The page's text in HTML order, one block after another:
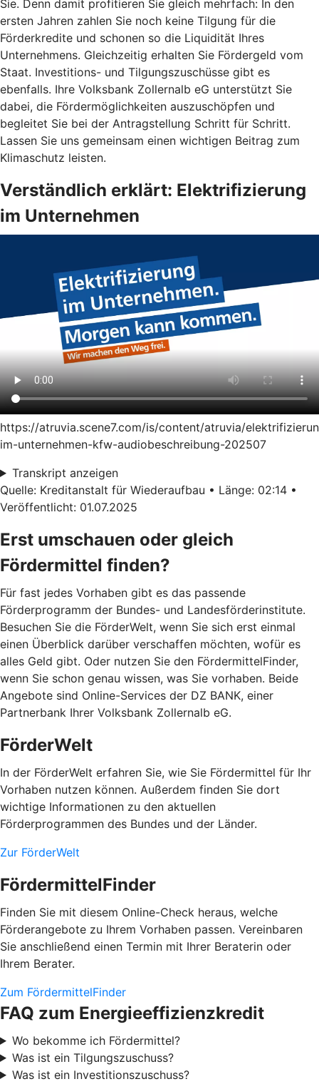
Sie. Denn damit profitieren Sie gleich mehrfach: In den
ersten Jahren zahlen Sie noch keine Tilgung für die
Förderkredite und schonen so die Liquidität Ihres
Unternehmens. Gleichzeitig erhalten Sie Fördergeld vom
Staat. Investitions- und Tilgungszuschüsse gibt es
ebenfalls. Ihre Volksbank Zollernalb eG unterstützt Sie
dabei, die Fördermöglichkeiten auszuschöpfen und
begleitet Sie bei der Antragstellung Schritt für Schritt.
Lassen Sie uns gemeinsam einen wichtigen Beitrag zum
Klimaschutz leisten.
Verständlich erklärt: Elektrifizierung
im Unternehmen
https://atruvia.scene7.com/is/content/atruvia/
im-unternehmen-kfw-audiobeschreibung-202507
Transkript anzeigen
Quelle: Kreditanstalt für Wiederaufbau • Länge: 02:14 •
Veröffentlicht: 01.07.2025
Erst umschauen oder gleich
Fördermittel finden?
Für fast jedes Vorhaben gibt es das passende
Förderprogramm der Bundes- und Landesförderinstitute.
Besuchen Sie die FörderWelt, wenn Sie sich erst einmal
einen Überblick darüber verschaffen möchten, wofür es
alles Geld gibt. Oder nutzen Sie den FördermittelFinder,
wenn Sie schon genau wissen, was Sie vorhaben. Beide
Angebote sind Online-Services der DZ BANK, einer
Partnerbank Ihrer Volksbank Zollernalb eG.
FörderWelt
In der FörderWelt erfahren Sie, wie Sie Fördermittel für Ihr
Vorhaben nutzen können. Außerdem finden Sie dort
wichtige Informationen zu den aktuellen
Förderprogrammen des Bundes und der Länder.
Zur FörderWelt
FördermittelFinder
Finden Sie mit diesem Online-Check heraus, welche
Förderangebote zu Ihrem Vorhaben passen. Vereinbaren
Sie anschließend einen Termin mit Ihrer Beraterin oder
Ihrem Berater.
Zum FördermittelFinder
FAQ zum Energieeffizienzkredit
Wo bekomme ich Fördermittel?
Was ist ein Tilgungszuschuss?
Was ist ein Investitionszuschuss?